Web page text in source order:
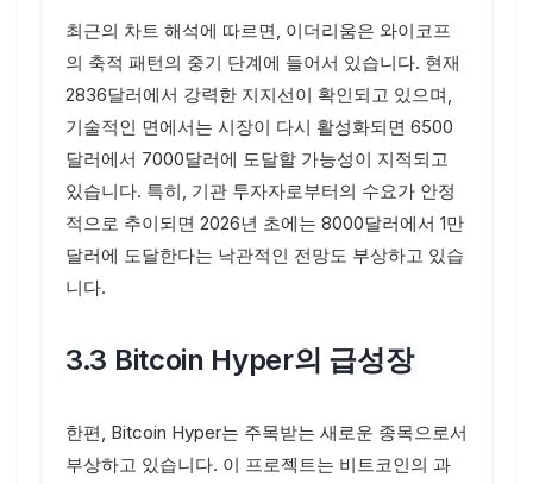
최근의 차트 해석에 따르면, 이더리움은 와이코프
의 축적 패턴의 중기 단계에 들어서 있습니다. 현재
2836달러에서 강력한 지지선이 확인되고 있으며,
기술적인 면에서는 시장이 다시 활성화되면 6500
달러에서 7000달러에 도달할 가능성이 지적되고
있습니다. 특히, 기관 투자자로부터의 수요가 안정
적으로 추이되면 2026년 초에는 8000달러에서 1만
달러에 도달한다는 낙관적인 전망도 부상하고 있습
니다.
3.3 Bitcoin Hyper의 급성장
한편, Bitcoin Hyper는 주목받는 새로운 종목으로서
부상하고 있습니다. 이 프로젝트는 비트코인의 과